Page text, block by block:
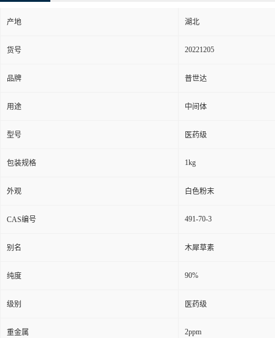
产地 湖北
货号 20221205
品牌 普世达
用途 中间体
型号 医药级
包装规格 1kg
外观 白色粉末
CAS编号 491-70-3
别名 木犀草素
纯度 90%
级别 医药级
重金属 2ppm